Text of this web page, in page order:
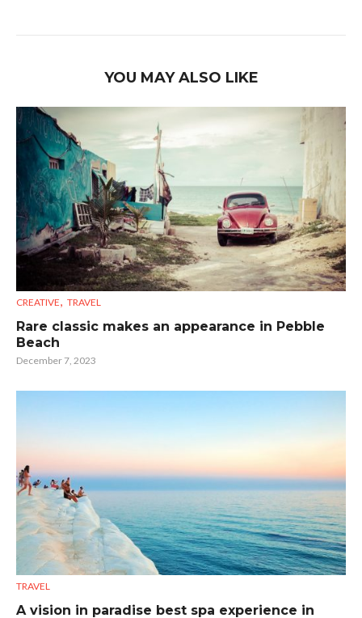
YOU MAY ALSO LIKE
CREATIVE, TRAVEL
Rare classic makes an appearance in Pebble
Beach
December 7, 2023
TRAVEL
A vision in paradise best spa experience in